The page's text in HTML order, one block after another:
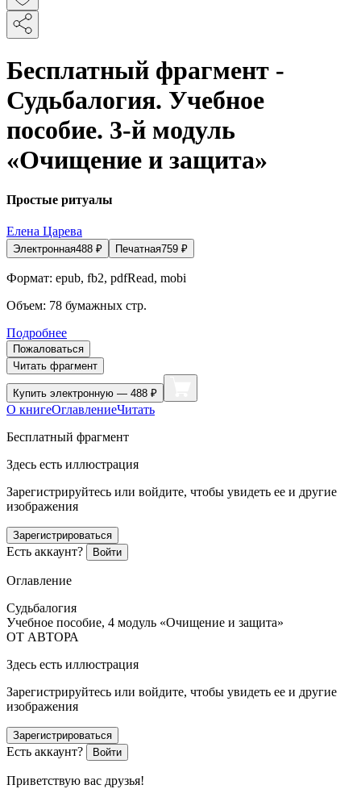
Бесплатный фрагмент -
Судьбалогия. Учебное
пособие. 3-й модуль
«Очищение и защита»
Простые ритуалы
Елена Царева
Электронная488 ₽ Печатная759 ₽
Формат: epub, fb2, pdfRead, mobi
Объем: 78 бумажных стр.
Подробнее
Пожаловаться
Читать фрагмент
Купить электронную — 488 ₽
О книгеОглавлениеЧитать
Бесплатный фрагмент
Здесь есть иллюстрация
Зарегистрируйтесь или войдите, чтобы увидеть ее и другие
изображения
Зарегистрироваться
Есть аккаунт? Войти
Оглавление
Судьбалогия
Учебное пособие, 4 модуль «Очищение и защита»
ОТ АВТОРА
Здесь есть иллюстрация
Зарегистрируйтесь или войдите, чтобы увидеть ее и другие
изображения
Зарегистрироваться
Есть аккаунт? Войти
Приветствую вас друзья!